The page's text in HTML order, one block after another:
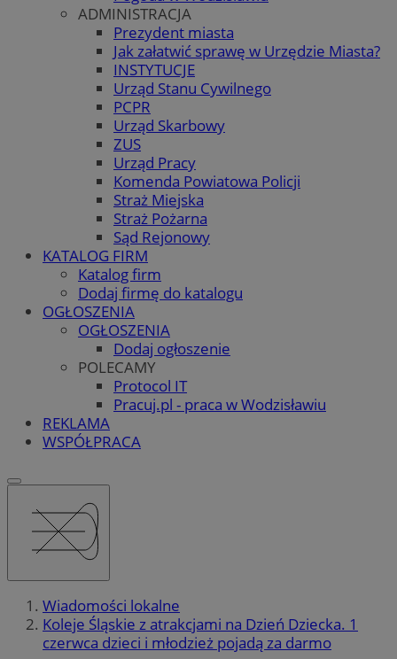
ADMINISTRACJA
Prezydent miasta
Jak załatwić sprawę w Urzędzie Miasta?
INSTYTUCJE
Urząd Stanu Cywilnego
PCPR
Urząd Skarbowy
ZUS
Urząd Pracy
Komenda Powiatowa Policji
Straż Miejska
Straż Pożarna
Sąd Rejonowy
KATALOG FIRM
Katalog firm
Dodaj firmę do katalogu
OGŁOSZENIA
OGŁOSZENIA
Dodaj ogłoszenie
POLECAMY
Protocol IT
Pracuj.pl - praca w Wodzisławiu
REKLAMA
WSPÓŁPRACA
Wiadomości lokalne
Koleje Śląskie z atrakcjami na Dzień Dziecka. 1
czerwca dzieci i młodzież pojadą za darmo